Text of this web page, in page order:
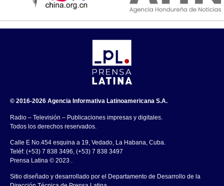
© 2016-2026 Agencia Informativa Latinoamericana S.A.
Radio – Televisión – Publicaciones impresas y digitales.
Todos los derechos reservados.
Calle E No.454 esquina a 19, Vedado, La Habana, Cuba.
Teléf: (+53) 7 838 3496, (+53) 7 838 3497
Prensa Latina © 2023 .
Sitio diseñado y desarrollado por el Departamento de Desarrollo de la